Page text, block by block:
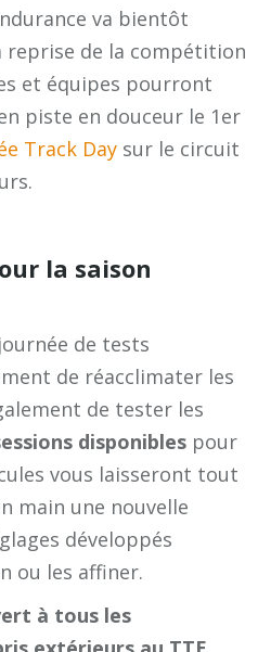
va bientôt
reprise de la compétition
et équipes pourront
piste en douceur le 1er
Track Day sur le circuit
la saison
de tests
de réacclimater les
de tester les
disponibles pour
vous laisseront tout
main une nouvelle
développés
ou les affiner.
à tous les